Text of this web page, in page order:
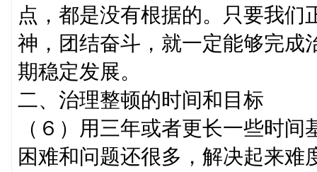
点，都是没有根据的。只要我
神，团结奋斗，就一定能够完成
期稳定发展。
二、治理整顿的时间和目标
（６）用三年或者更长一些时
困难和问题还很多，解决起来